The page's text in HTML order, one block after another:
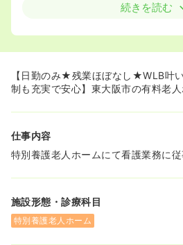
護施設未経験の方でも安心してご
続きを読む
【日勤のみ★残業ほぼなし★WLB叶
制も充実で安心】東大阪市の有料老
仕事内容
特別養護老人ホームにて看護業務に
施設形態・診療科目
特別養護老人ホーム